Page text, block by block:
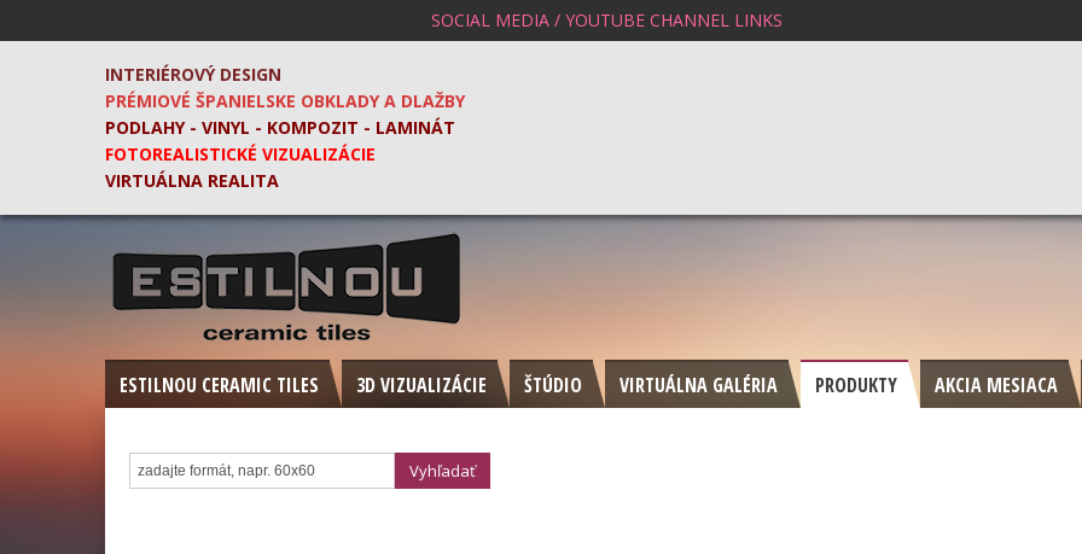
SOCIAL MEDIA / YOUTUBE CHANNEL LINKS
INTERIÉROVÝ DESIGN
PRÉMIOVÉ ŠPANIELSKE OBKLADY A DLAŽBY
PODLAHY - VINYL - KOMPOZIT - LAMINÁT
FOTOREALISTICKÉ VIZUALIZÁCIE
VIRTUÁLNA REALITA
ESTILNOU CERAMIC TILES 3D VIZUALIZÁCIE ŠTÚDIO VIRTUÁLNA GALÉRIA PRODUKTY AKCIA MESIACA